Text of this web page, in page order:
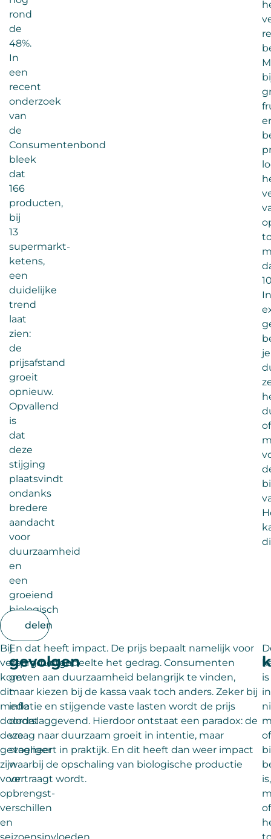
delen
rond
de
48%.
In
een
recent
onderzoek
van
de
Consumentenbond
bleek
dat
166
producten,
bij
13
supermarkt-
ketens,
een
duidelijke
trend
laat
zien:
de
prijsafstand
groeit
opnieuw.
Opvallend
is
dat
deze
stijging
plaatsvindt
ondanks
bredere
aandacht
voor
duurzaamheid
en
een
groeiend
biologisch
aanbod.
In
je
of
Bij
versproducten
komt
dit
mede
doordat
deze
gevoeliger
zijn
voor
opbrengst-
verschillen
en
seizoensinvloeden.
gevolgen
En dat heeft impact. De prijs bepaalt namelijk voor
een groot gedeelte het gedrag. Consumenten
geven aan duurzaamheid belangrijk te vinden,
maar kiezen bij de kassa vaak toch anders. Zeker bij
inflatie en stijgende vaste lasten wordt de prijs
doorslaggevend. Hierdoor ontstaat een paradox: de
vraag naar duurzaam groeit in intentie, maar
stagneert in praktijk. En dit heeft dan weer impact
waarbij de opschaling van biologische productie
vertraagt wordt.
is
of
is,
of